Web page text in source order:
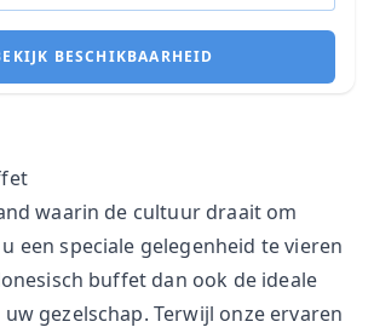
waarin de cultuur draait om
een speciale gelegenheid te vieren
buffet dan ook de ideale
gezelschap. Terwijl onze ervaren
BESCHIKBAARHEID